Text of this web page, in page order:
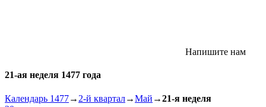
Напишите нам
21-ая неделя 1477 года
Календарь 1477→ 2-й квартал→Май →21-я неделя